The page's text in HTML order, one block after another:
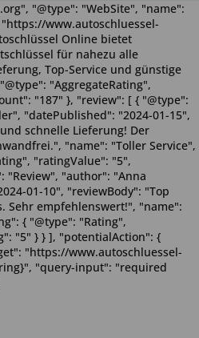
"@type": "WebSite", "name":
www.autoschluessel-
Online bietet
für nahezu alle
Top-Service und günstige
"AggregateRating",
"187" }, "review": [ { "@type":
"datePublished": "2024-01-15",
schnelle Lieferung! Der
"name": "Toller Service",
"ratingValue": "5",
"Review", "author": "Anna
01-10", "reviewBody": "Top
Sehr empfehlenswert!", "name":
{ "@type": "Rating",
"5" } } ], "potentialAction": {
"https://www.autoschluessel-
"query-input": "required